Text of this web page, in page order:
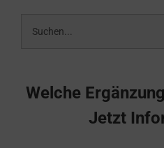
nach:
Welche
Jetzt